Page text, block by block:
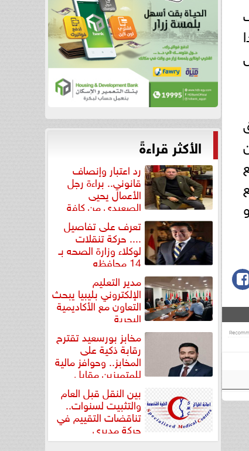
الأكثر قراءةً
رد اعتبار وإنصاف
قانوني.. براءة رجل
الأعمال يحيى
الصعيدي من كافة
التهم... تعرف على تفاصيل
.... حركة تنقلات
لوكلاء وزارة الصحه بـ
14 محافظه
مدير التعليم
الإلكتروني بليبيا يبحث
التعاون مع الأكاديمية
البحرية
مخابز بورسعيد تقترح
رقابة ذكية على
المخابز.. وحوافز مالية
للمتميزين مقابل
بين النقل قبل العام
والتثبيت لسنوات..
تناقضات التقييم في
حركة مديري
”مستشفيات...